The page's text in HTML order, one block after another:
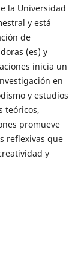
la Universidad
y está
de
(es) y
inicia un
en
y estudios
teóricos,
promueve
reflexivas que
y